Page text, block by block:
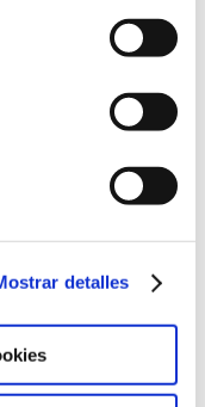
detalles
educativo
personal